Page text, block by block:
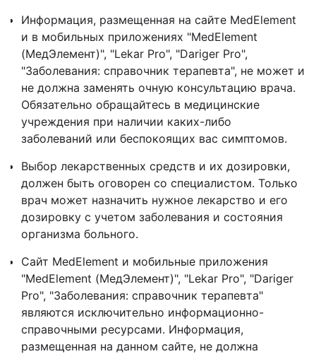
Информация, размещенная на сайте MedElement
и в мобильных приложениях "MedElement
(МедЭлемент)", "Lekar Pro", "Dariger Pro",
"Заболевания: справочник терапевта", не может и
не должна заменять очную консультацию врача.
Обязательно обращайтесь в медицинские
учреждения при наличии каких-либо
заболеваний или беспокоящих вас симптомов.
Выбор лекарственных средств и их дозировки,
должен быть оговорен со специалистом. Только
врач может назначить нужное лекарство и его
дозировку с учетом заболевания и состояния
организма больного.
Сайт MedElement и мобильные приложения
"MedElement (МедЭлемент)", "Lekar Pro", "Dariger
Pro", "Заболевания: справочник терапевта"
являются исключительно информационно-
справочными ресурсами. Информация,
размещенная на данном сайте, не должна